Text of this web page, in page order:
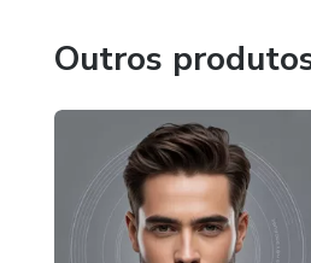
Outros